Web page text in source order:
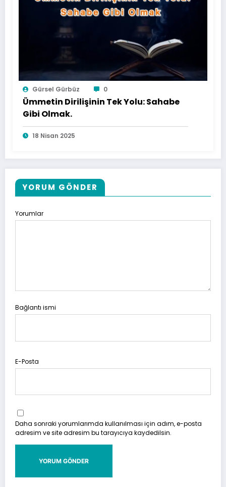
Gürsel Gürbüz 0
Ümmetin Dirilişinin Tek Yolu: Sahabe
Gibi Olmak.
18 Nisan 2025
YORUM GÖNDER
Yorumlar
Bağlantı ismi
E-Posta
Daha sonraki yorumlarımda kullanılması için adım, e-posta
adresim ve site adresim bu tarayıcıya kaydedilsin.